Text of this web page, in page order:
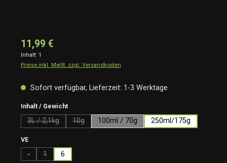
11,99 €
Inhalt: 1
Preise inkl. MwSt. zzgl. Versandkosten
Sofort verfügbar, Lieferzeit: 1-3 Werktage
Inhalt / Gewichtauswählen
3L / 2,1kg(Diese Option ist zurzeit nicht verfügbar.)
10g(Diese Option ist zurzeit nicht verfügbar.)
100ml / 70g 250ml/175g
VEauswählen
- (Diese Option ist zurzeit nicht verfügbar.)
1(Diese Option ist zurzeit nicht verfügbar.)
6